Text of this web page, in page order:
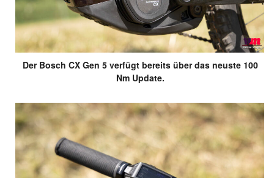
Der Bosch CX Gen 5 verfügt bereits über das neuste 100
Nm Update.